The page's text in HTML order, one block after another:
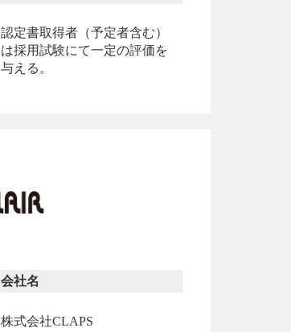
認定書取得者（予定者含む）
は採⽤試験にて⼀定の評価を
与える。
会社名
株式会社CLAPS